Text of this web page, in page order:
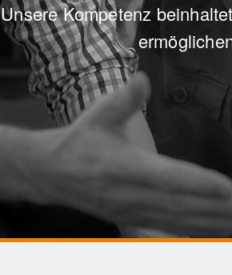
Unsere Kompetenz